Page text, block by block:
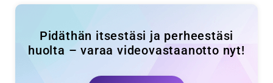
Pidäthän itsestäsi ja perheestäsi
huolta – varaa videovastaanotto nyt!